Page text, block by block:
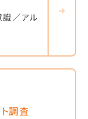
／アル
調査